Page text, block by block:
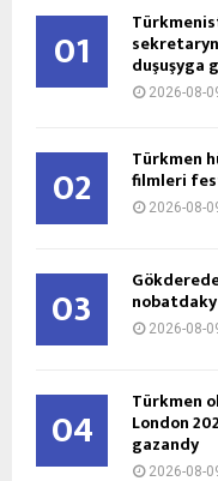
01 duşuşyga
2026-08-
02 Türkmen
filmleri
2026-08-
03 2026-08-
04 Türkmen
London
gazandy
2026-08-